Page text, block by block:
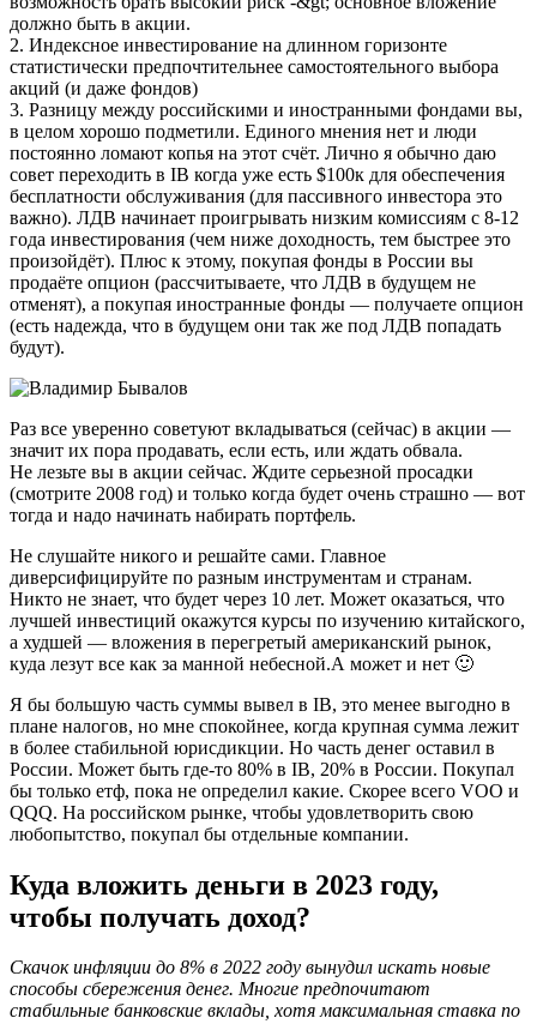
должно быть в акции.
2. Индексное инвестирование на длинном горизонте
статистически предпочтительнее самостоятельного выбора
акций (и даже фондов)
3. Разницу между российскими и иностранными фондами вы,
в целом хорошо подметили. Единого мнения нет и люди
постоянно ломают копья на этот счёт. Лично я обычно даю
совет переходить в IB когда уже есть $100к для обеспечения
бесплатности обслуживания (для пассивного инвестора это
важно). ЛДВ начинает проигрывать низким комиссиям с 8-12
года инвестирования (чем ниже доходность, тем быстрее это
произойдёт). Плюс к этому, покупая фонды в России вы
продаёте опцион (рассчитываете, что ЛДВ в будущем не
отменят), а покупая иностранные фонды — получаете опцион
(есть надежда, что в будущем они так же под ЛДВ попадать
будут).
Раз все уверенно советуют вкладываться (сейчас) в акции —
значит их пора продавать, если есть, или ждать обвала.
Не лезьте вы в акции сейчас. Ждите серьезной просадки
(смотрите 2008 год) и только когда будет очень страшно — вот
тогда и надо начинать набирать портфель.
Не слушайте никого и решайте сами. Главное
диверсифицируйте по разным инструментам и странам.
Никто не знает, что будет через 10 лет. Может оказаться, что
лучшей инвестиций окажутся курсы по изучению китайского,
а худшей — вложения в перегретый американский рынок,
куда лезут все как за манной небесной.А может и нет 🙂
Я бы большую часть суммы вывел в IB, это менее выгодно в
плане налогов, но мне спокойнее, когда крупная сумма лежит
в более стабильной юрисдикции. Но часть денег оставил в
России. Может быть где-то 80% в IB, 20% в России. Покупал
бы только етф, пока не определил какие. Скорее всего VOO и
QQQ. На российском рынке, чтобы удовлетворить свою
любопытство, покупал бы отдельные компании.
Куда вложить деньги в 2023 году,
чтобы получать доход?
Скачок инфляции до 8% в 2022 году вынудил искать новые
способы сбережения денег. Многие предпочитают
стабильные банковские вклады, хотя максимальная ставка по